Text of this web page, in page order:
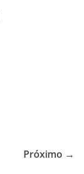
Próximo →